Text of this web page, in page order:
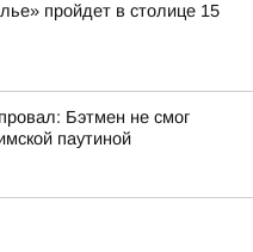
пройдет в столице 15
Бэтмен не смог
паутиной